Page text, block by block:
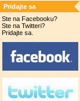
Pridajte sa
Ste na Facebooku?
Ste na Twitteri?
Pridajte sa.